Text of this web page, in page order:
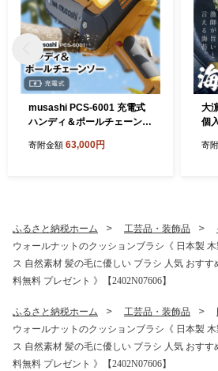
musashi PCS-6001 充電式
ハンディ＆ポールチェーンソ
型 充電式チェーンソー 剪定
寄附金額 63,000円
大
個
せ
寄
ふるさと納税ホーム 工芸品・装飾品
ウォールナットのクッションブラシ《 日本製
ス 自然素材 髪の毛に優しい ブラシ 人気 おす
料無料 プレゼント 》【2402N07606】
ふるさと納税ホーム 工芸品・装飾品
ウォールナットのクッションブラシ《 日本製
ス 自然素材 髪の毛に優しい ブラシ 人気 おす
料無料 プレゼント 》【2402N07606】